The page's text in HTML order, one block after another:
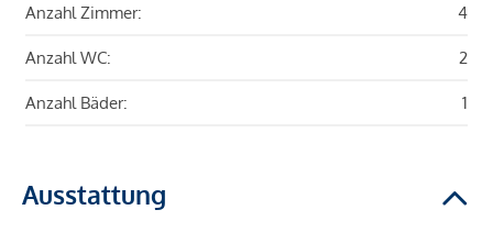
Anzahl Zimmer: 4
Anzahl WC: 2
Anzahl Bäder: 1
Ausstattung